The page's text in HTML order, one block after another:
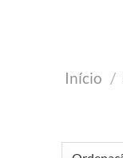
Início /